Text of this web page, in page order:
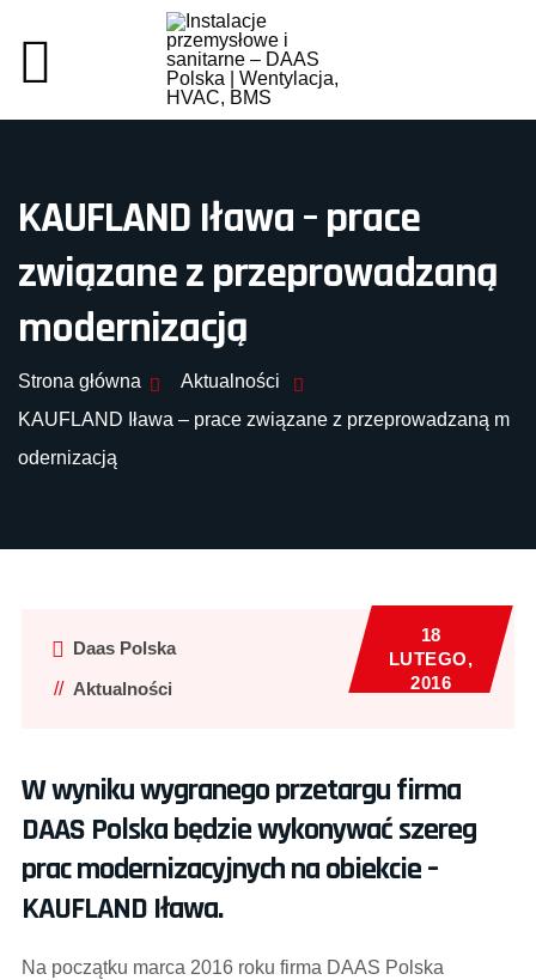
KAUFLAND Iława – prace
związane z przeprowadzaną
modernizacją
Strona główna
Aktualności
KAUFLAND Iława – prace związane z przeprowadzaną m
odernizacją
Daas Polska
Aktualności
18
LUTEGO,
2016
W wyniku wygranego przetargu firma
DAAS Polska będzie wykonywać szereg
prac modernizacyjnych na obiekcie –
KAUFLAND Iława.
Na początku marca 2016 roku firma DAAS Polska